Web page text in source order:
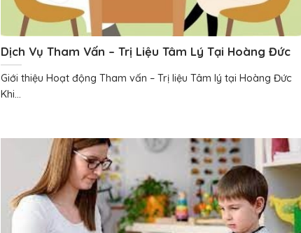
Dịch Vụ Tham Vấn – Trị Liệu Tâm Lý Tại Hoàng Đức
Giới thiệu Hoạt động Tham vấn – Trị liệu Tâm lý tại Hoàng Đức
Khi...